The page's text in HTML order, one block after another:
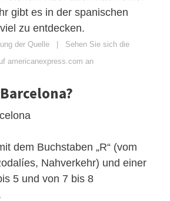
gibt es in der spanischen
zu entdecken.
der Quelle | Sehen Sie sich die
americanexpress.com an
dem Buchstaben „R“ (vom
Nahverkehr) und einer
5 und von 7 bis 8